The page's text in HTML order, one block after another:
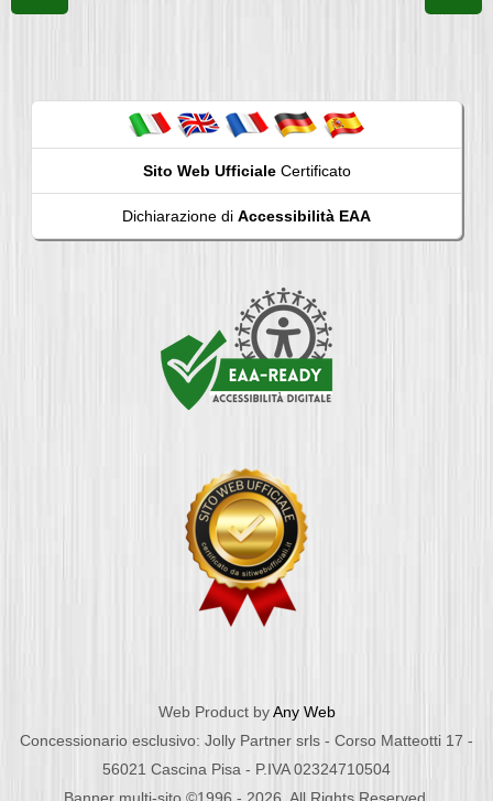
Sito Web UfficialeCertificato
Dichiarazione di Accessibilità EAA
Web Product byAny Web
Concessionario esclusivo: Jolly Partner srls - Corso Matteotti 17 -
56021 Cascina Pisa - P.IVA 02324710504
Banner multi-sito ©1996 - 2026. All Rights Reserved.